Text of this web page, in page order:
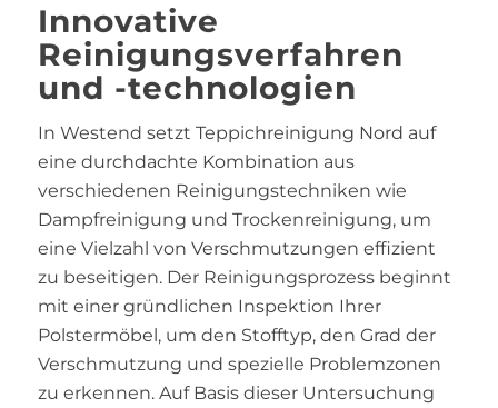
Innovative
Reinigungsverfahren
und -technologien
In Westend setzt Teppichreinigung Nord auf
eine durchdachte Kombination aus
verschiedenen Reinigungstechniken wie
Dampfreinigung und Trockenreinigung, um
eine Vielzahl von Verschmutzungen effizient
zu beseitigen. Der Reinigungsprozess beginnt
mit einer gründlichen Inspektion Ihrer
Polstermöbel, um den Stofftyp, den Grad der
Verschmutzung und spezielle Problemzonen
zu erkennen. Auf Basis dieser Untersuchung